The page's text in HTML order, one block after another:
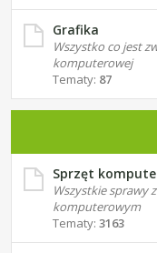
Grafika
Wszystko co jest
komputerowej
Tematy: 87
Sprzęt
Wszystkie sprawy
komputerowym
Tematy: 3163